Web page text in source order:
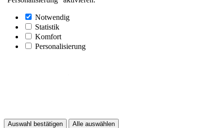
Notwendig
Statistik
Komfort
Personalisierung
Auswahl bestätigen Alle auswählen